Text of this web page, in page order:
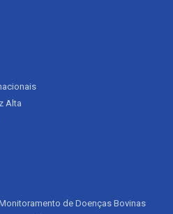
Alta
de Doenças Bovinas